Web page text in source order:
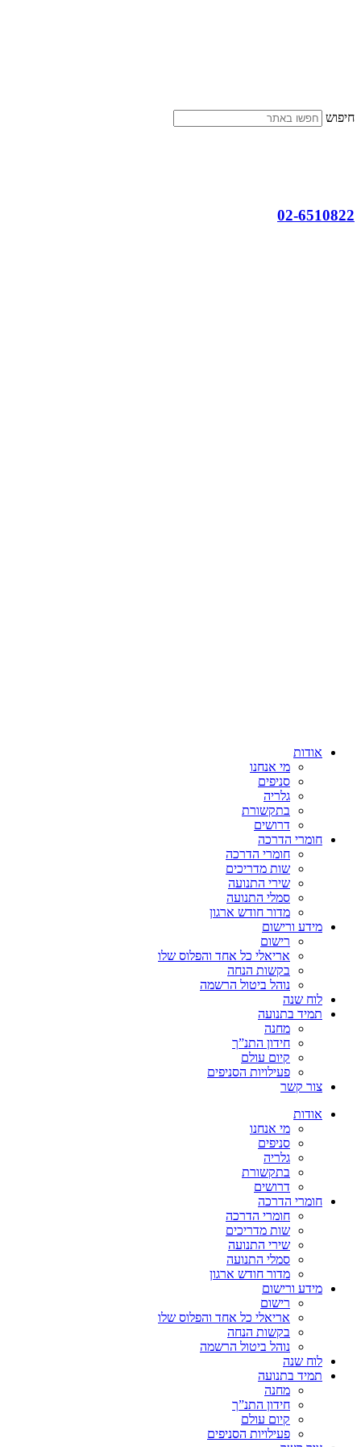
חיפוש
02-6510822
אודות
מי אנחנו
סניפים
גלריה
בתקשורת
דרושים
חומרי הדרכה
חומרי הדרכה
שות מדריכים
שירי התנועה
סמלי התנועה
מדור חודש ארגון
מידע ורישום
רישום
אריאלי כל אחד והפלוס שלו
בקשות הנחה
נוהל ביטול הרשמה
לוח שנה
תמיד בתנועה
מחנה
חידון התנ”ך
קיום עולם
פעילויות הסניפים
צור קשר
אודות
מי אנחנו
סניפים
גלריה
בתקשורת
דרושים
חומרי הדרכה
חומרי הדרכה
שות מדריכים
שירי התנועה
סמלי התנועה
מדור חודש ארגון
מידע ורישום
רישום
אריאלי כל אחד והפלוס שלו
בקשות הנחה
נוהל ביטול הרשמה
לוח שנה
תמיד בתנועה
מחנה
חידון התנ”ך
קיום עולם
פעילויות הסניפים